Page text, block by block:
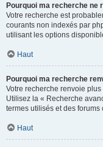
Pourquoi ma recherche ne
Votre recherche est
courants non indexés par
utilisant les options
Haut
Pourquoi ma recherche
Votre recherche renvoie
Utilisez la « Recherche
termes utilisés et des
Haut